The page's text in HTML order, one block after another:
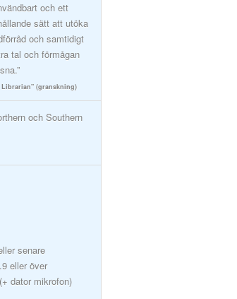
och ett
sätt att utöka
och samtidigt
tal och förmågan
Librarian" (granskning)
och Southern
senare
eller över
dator mikrofon)